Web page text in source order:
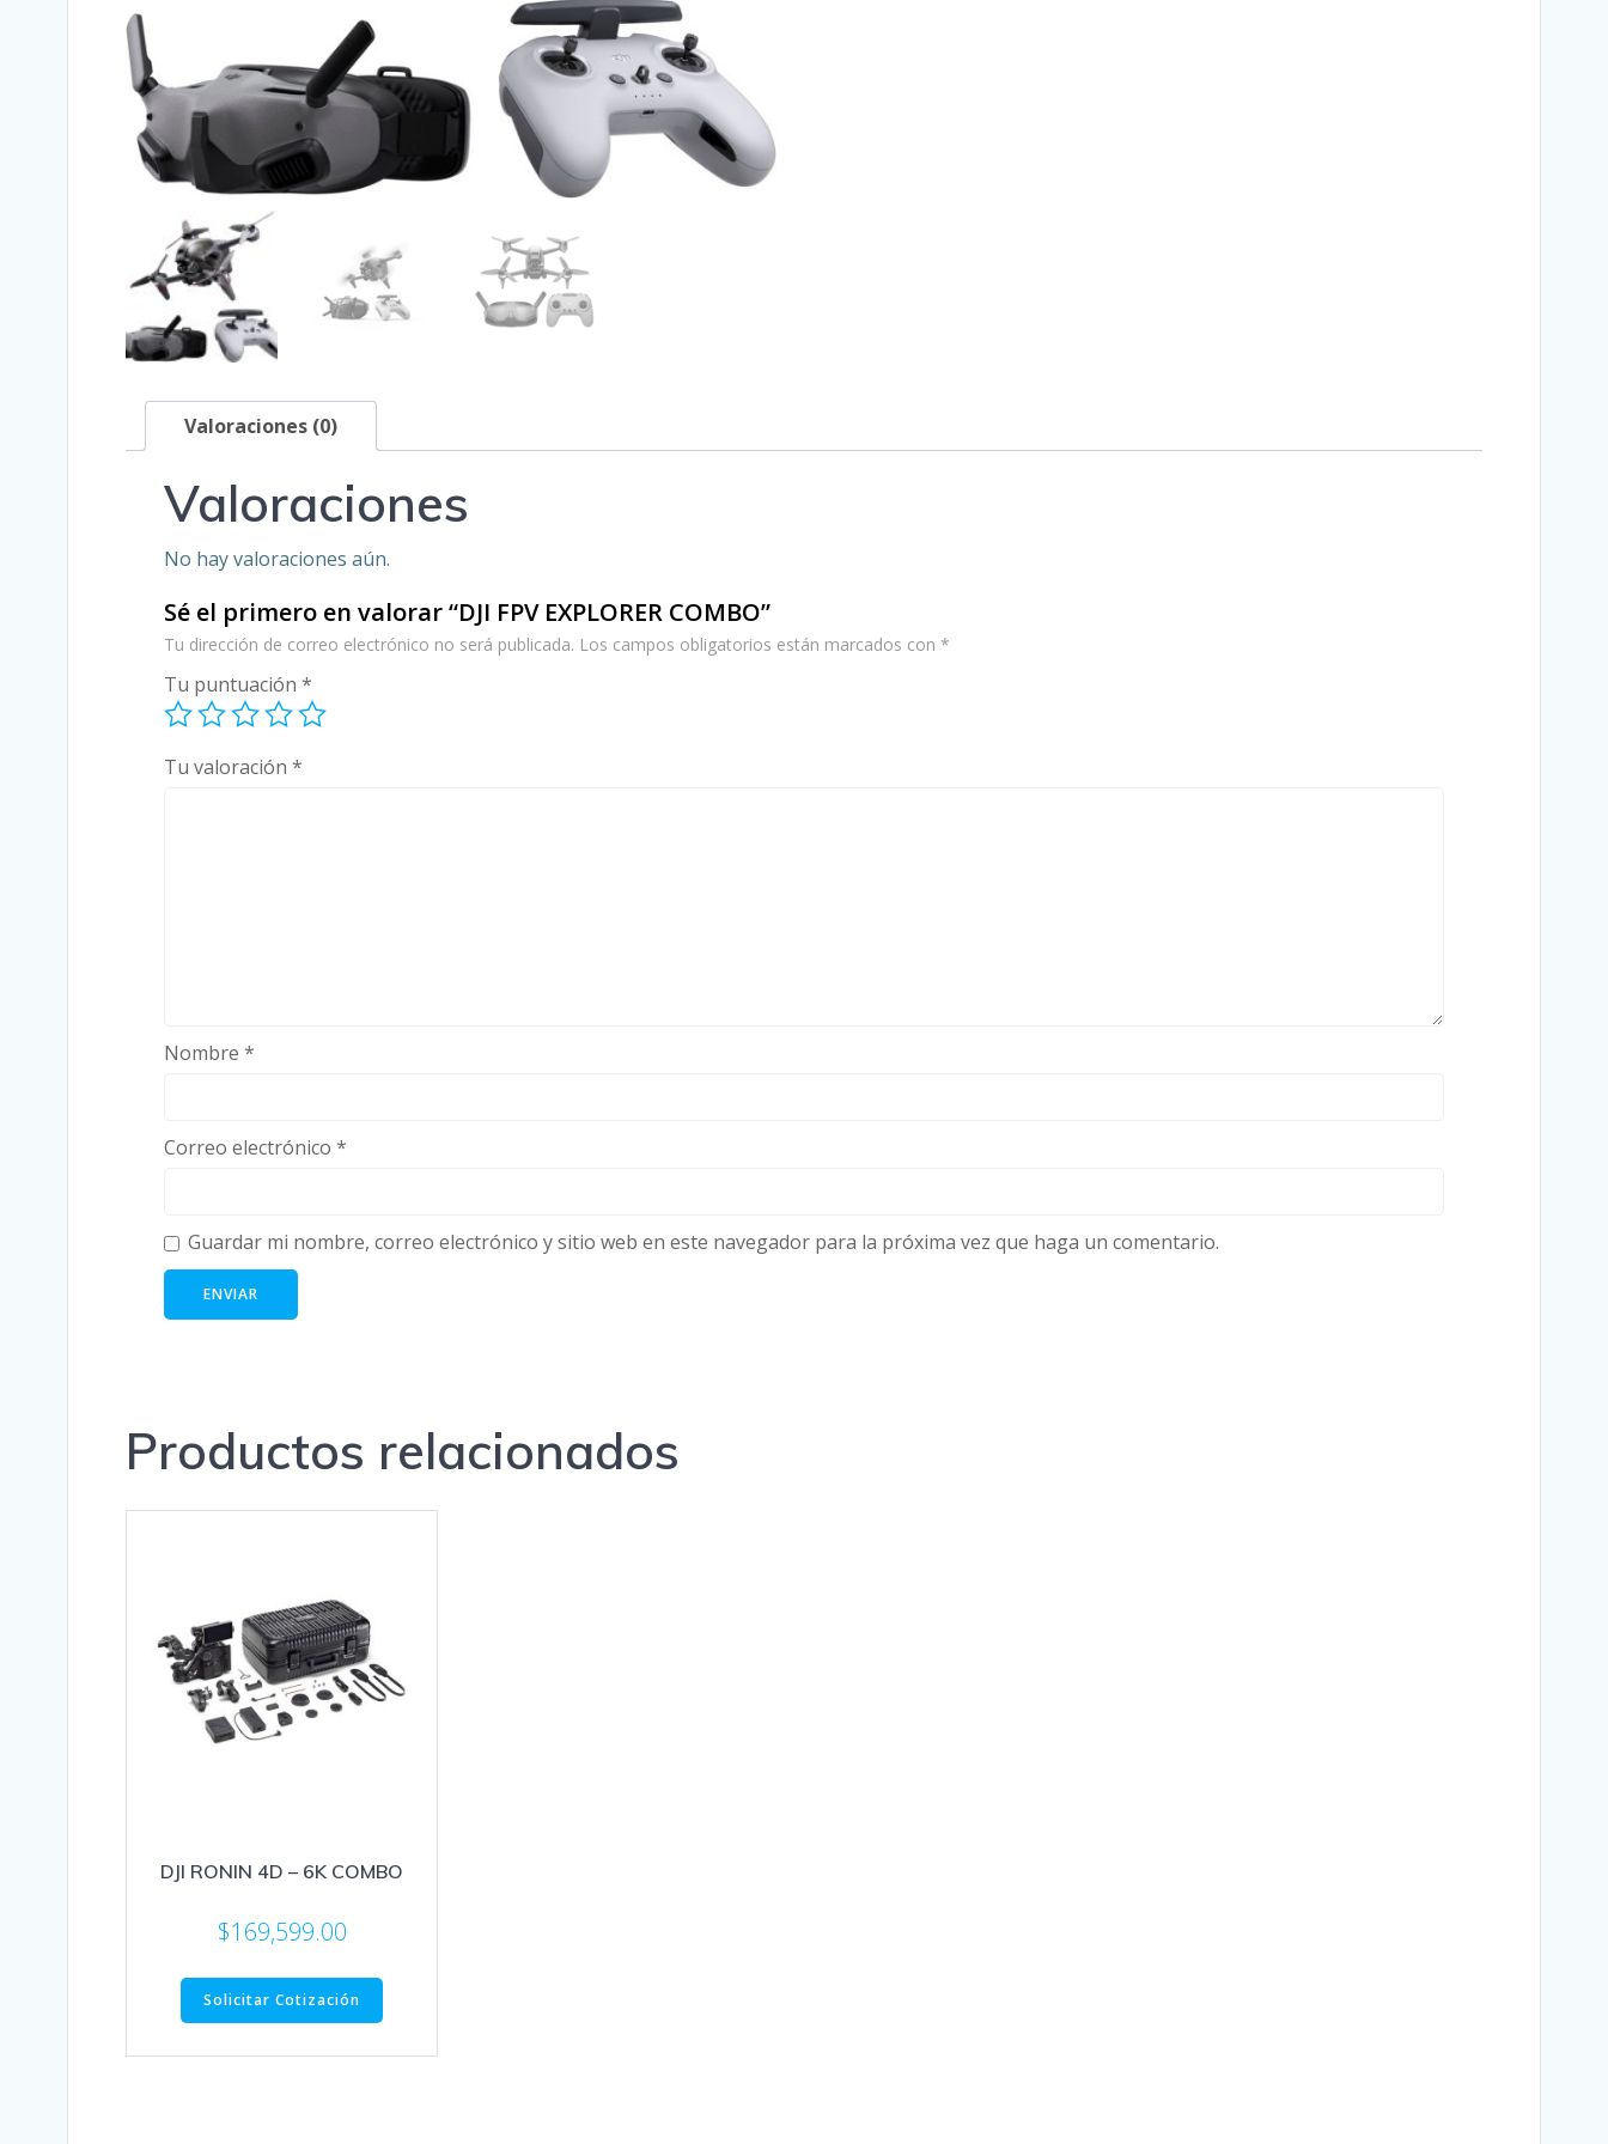
Valoraciones (0)
Valoraciones
No hay valoraciones aún.
Sé el primero en valorar “DJI FPV EXPLORER COMBO”
Tu dirección de correo electrónico no será publicada. Los campos obligatorios están marcados con *
Tu puntuación *
Tu valoración *
Nombre *
Correo electrónico *
Guardar mi nombre, correo electrónico y sitio web en este navegador para la próxima vez que haga un comentario.
Productos relacionados
DJI RONIN 4D – 6K COMBO
$169,599.00
Solicitar Cotización